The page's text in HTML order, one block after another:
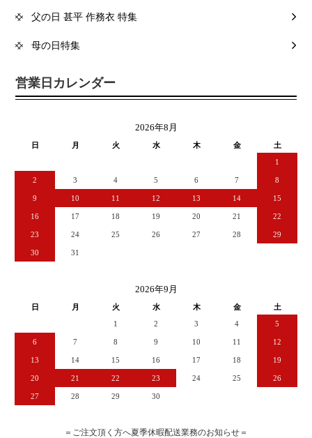
父の日 甚平 作務衣 特集
母の日特集
営業日カレンダー
2026年8月
日 月 火 水 木 金
土
1
2 3 4 5 6 7 8
9 10 11 12 13 14 15
16 17 18 19 20 21 22
23 24 25 26 27 28 29
30 31
2026年9月
日 月 火 水 木 金
土
1
2 3 4 5
6 7 8 9 10 11 12
13 14 15 16 17 18 19
20 21 22 23 24 25 26
27 28 29 30
＝ご注文頂く方へ夏季休暇配送業務のお知らせ＝